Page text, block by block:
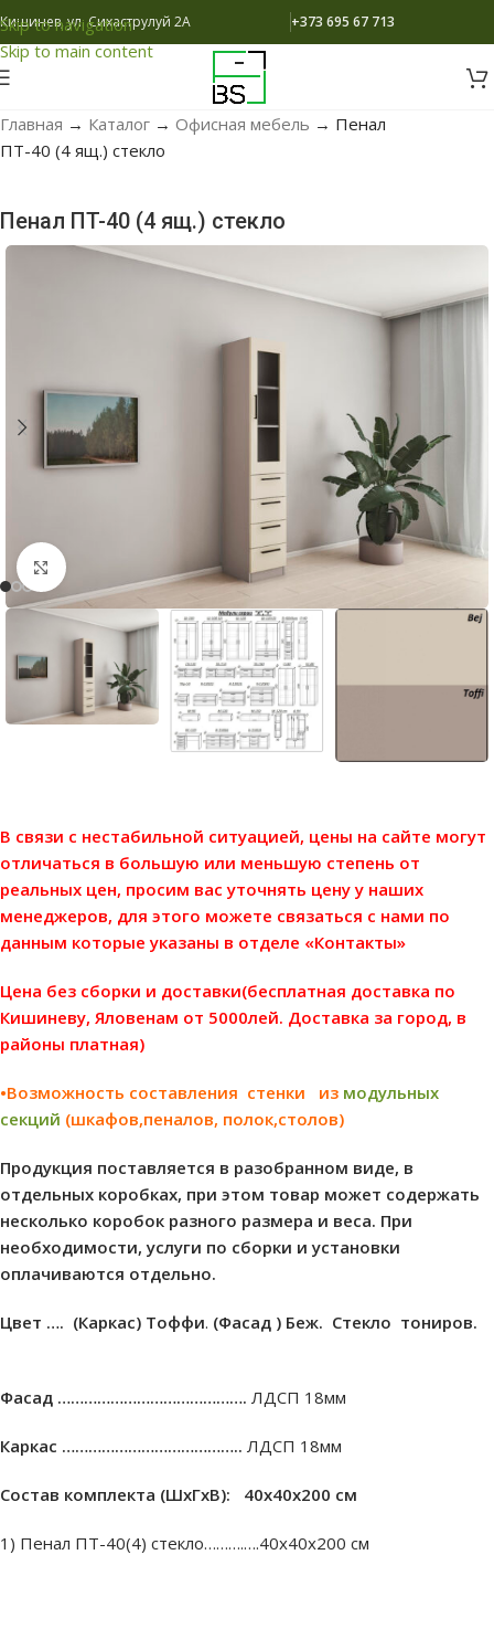
Skip to navigation
Skip to main content
Кишинев, ул. Сихаструлуй 2A +373 695 67 713
Главная → Каталог → Офисная мебель → Пенал
ПT-40 (4 ящ.) стекло
Пенал ПT-40 (4 ящ.) стекло
Нажмите, чтобы увеличить
В связи с нестабильной ситуацией, цены на сайте могут
отличаться в большую или меньшую степень от
реальных цен, просим вас уточнять цену у наших
менеджеров, для этого можете связаться с нами по
данным которые указаны в отделе «Контакты»
Цена без сборки и доставки(бесплатная доставка по
Кишиневу, Яловенам от 5000лей. Доставка за город, в
районы платная)
•Возможность составления стенки из модульных
секций (шкафов,пеналов, полок,столов)
Продукция поставляется в разобранном виде, в
отдельных коробках, при этом товар может содержать
несколько коробок разного размера и веса. При
необходимости, услуги по сборки и установки
оплачиваются отдельно.
Цвет …. (Каркас) Тоффи. (Фасад ) Беж. Стекло тониров.
Фасад ……………………………………. ЛДСП 18мм
Каркас ………………………………….. ЛДСП 18мм
Состав комплекта (ШxГxВ): 40х40х200 см
1) Пенал ПТ-40(4) стекло……….….40х40х200 см